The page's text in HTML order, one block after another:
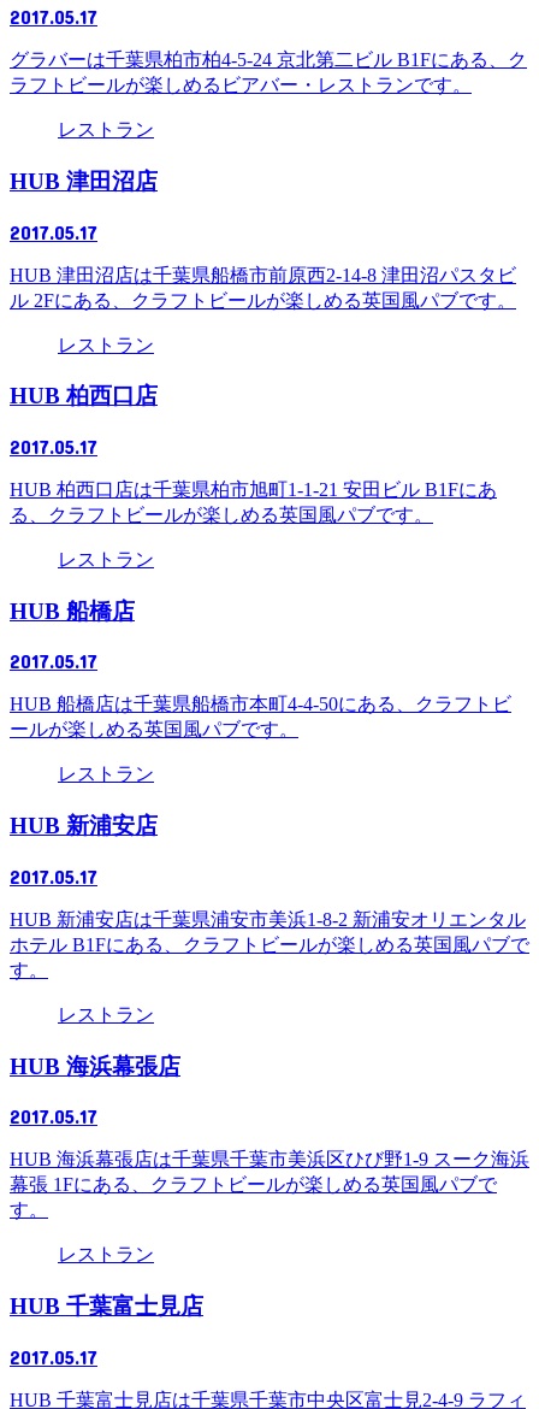
2017.05.17
グラバーは千葉県柏市柏4-5-24 京北第二ビル B1Fにある、ク
ラフトビールが楽しめるビアバー・レストランです。
レストラン
HUB 津田沼店
2017.05.17
HUB 津田沼店は千葉県船橋市前原西2-14-8 津田沼パスタビ
ル 2Fにある、クラフトビールが楽しめる英国風パブです。
レストラン
HUB 柏西口店
2017.05.17
HUB 柏西口店は千葉県柏市旭町1-1-21 安田ビル B1Fにあ
る、クラフトビールが楽しめる英国風パブです。
レストラン
HUB 船橋店
2017.05.17
HUB 船橋店は千葉県船橋市本町4-4-50にある、クラフトビ
ールが楽しめる英国風パブです。
レストラン
HUB 新浦安店
2017.05.17
HUB 新浦安店は千葉県浦安市美浜1-8-2 新浦安オリエンタル
ホテル B1Fにある、クラフトビールが楽しめる英国風パブで
す。
レストラン
HUB 海浜幕張店
2017.05.17
HUB 海浜幕張店は千葉県千葉市美浜区ひび野1-9 スーク海浜
幕張 1Fにある、クラフトビールが楽しめる英国風パブで
す。
レストラン
HUB 千葉富士見店
2017.05.17
HUB 千葉富士見店は千葉県千葉市中央区富士見2-4-9 ラフィ